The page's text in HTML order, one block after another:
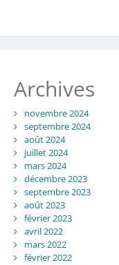
Archives
novembre 2024
septembre 2024
août 2024
juillet 2024
mars 2024
décembre 2023
septembre 2023
août 2023
février 2023
avril 2022
mars 2022
février 2022